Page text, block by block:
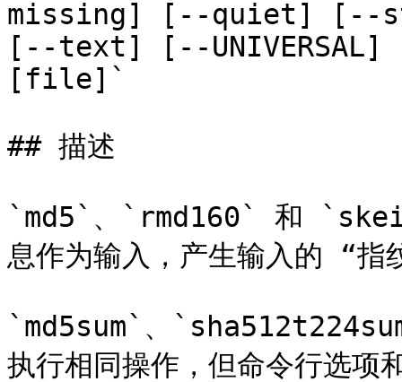
missing] [--quiet]
[--text] [--
[file]`
## 描述
`md5`、`rmd160` 和
息作为输入，产生输入的 “
`md5sum`、
执行相同操作，但命令行选项